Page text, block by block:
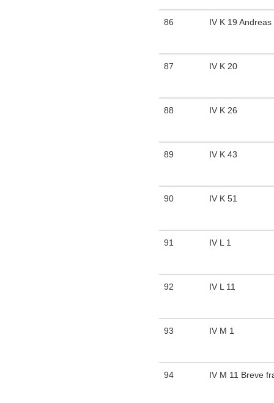
86 IV K 19 Andreas
87 IV K 20
88 IV K 26
89 IV K 43
90 IV K 51
91 IV L 1
92 IV L 11
93 IV M 1
94 IV M 11 Breve